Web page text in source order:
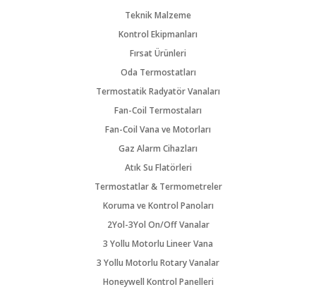
Teknik Malzeme
Kontrol Ekipmanları
Fırsat Ürünleri
Oda Termostatları
Termostatik Radyatör Vanaları
Fan-Coil Termostaları
Fan-Coil Vana ve Motorları
Gaz Alarm Cihazları
Atık Su Flatörleri
Termostatlar & Termometreler
Koruma ve Kontrol Panoları
2Yol-3Yol On/Off Vanalar
3 Yollu Motorlu Lineer Vana
3 Yollu Motorlu Rotary Vanalar
Honeywell Kontrol Panelleri